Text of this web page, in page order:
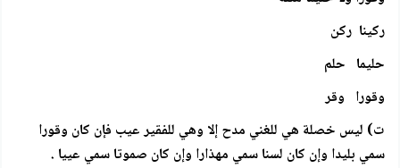
ركينا ركن
حليما حلم
وقورا وقر
ت) ليس خصلة هي للغني مدح إلا وهي للفقير عيب فإن كان وقورا
سمي بليدا وإن كان لسنا سمي مهذارا وإن كان صموتا سمي عييا .